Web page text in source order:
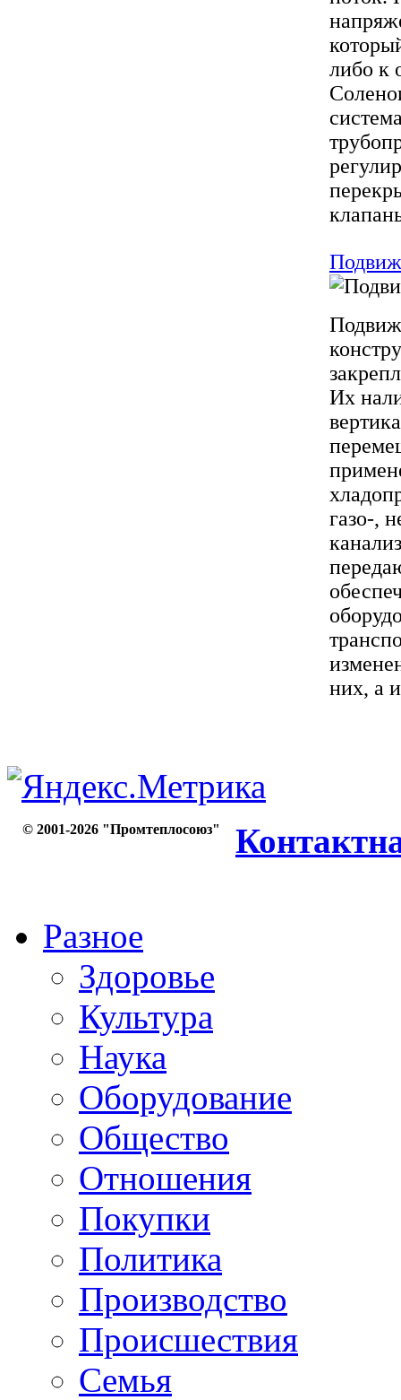
либо к
Их
газо-,
них, а
© 2001-2026 "Промтеплосоюз"
Разное
Здоровье
Культура
Наука
Оборудование
Общество
Отношения
Покупки
Политика
Производство
Происшествия
Семья